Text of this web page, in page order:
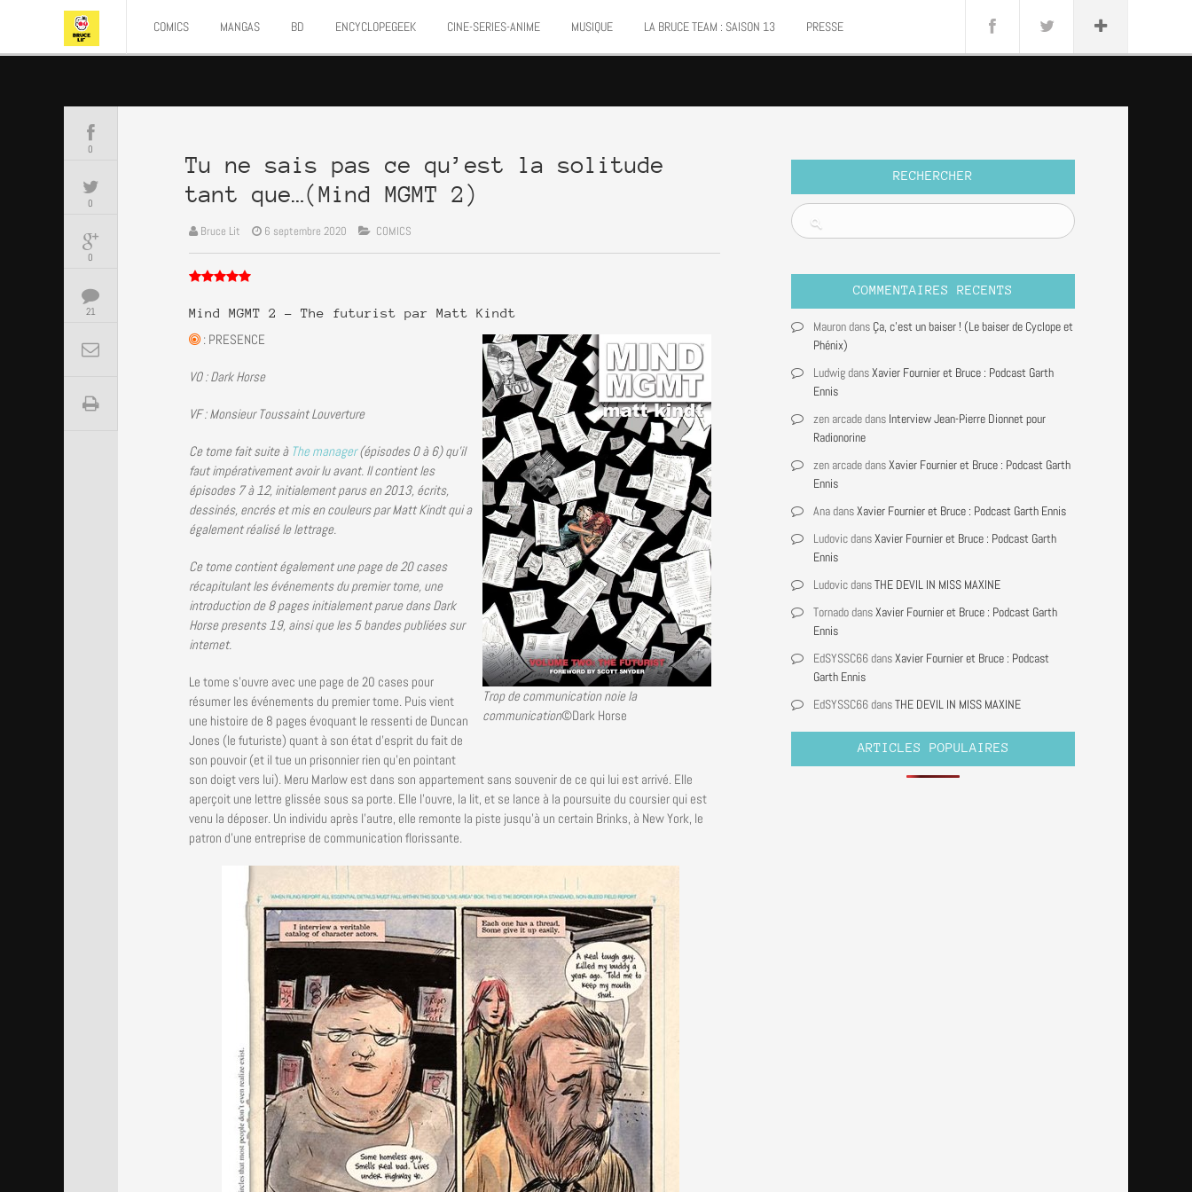
COMICS MANGAS BD ENCYCLOPEGEEK CINE-SERIES-ANIME MUSIQUE LA BRUCE TEAM : SAISON 13 PRESSE
0
0
0
21
Tu ne sais pas ce qu’est la solitude
tant que…(Mind MGMT 2)
Bruce Lit 6 septembre 2020 COMICS
Mind MGMT 2 – The futurist par Matt Kindt
Trop de communication noie la
communication©Dark Horse
: PRESENCE
VO : Dark Horse
VF : Monsieur Toussaint Louverture
Ce tome fait suite à The manager(épisodes 0 à 6) qu’il
faut impérativement avoir lu avant. Il contient les
épisodes 7 à 12, initialement parus en 2013, écrits,
dessinés, encrés et mis en couleurs par Matt Kindt qui a
également réalisé le lettrage.
Ce tome contient également une page de 20 cases
récapitulant les événements du premier tome, une
introduction de 8 pages initialement parue dans Dark
Horse presents 19, ainsi que les 5 bandes publiées sur
internet.
Le tome s’ouvre avec une page de 20 cases pour
résumer les événements du premier tome. Puis vient
une histoire de 8 pages évoquant le ressenti de Duncan
Jones (le futuriste) quant à son état d’esprit du fait de
son pouvoir (et il tue un prisonnier rien qu’en pointant
son doigt vers lui). Meru Marlow est dans son appartement sans souvenir de ce qui lui est arrivé. Elle
aperçoit une lettre glissée sous sa porte. Elle l’ouvre, la lit, et se lance à la poursuite du coursier qui est
venu la déposer. Un individu après l’autre, elle remonte la piste jusqu’à un certain Brinks, à New York, le
patron d’une entreprise de communication florissante.
RECHERCHER
COMMENTAIRES RECENTS
Mauron dans Ça, c’est un baiser ! (Le baiser de Cyclope et
Phénix)
Ludwig dansXavier Fournier et Bruce : Podcast Garth
Ennis
zen arcade dans Interview Jean-Pierre Dionnet pour
Radionorine
zen arcade dansXavier Fournier et Bruce : Podcast Garth
Ennis
Ana dansXavier Fournier et Bruce : Podcast Garth Ennis
Ludovic dansXavier Fournier et Bruce : Podcast Garth
Ennis
Ludovic dansTHE DEVIL IN MISS MAXINE
Tornado dansXavier Fournier et Bruce : Podcast Garth
Ennis
EdSYSSC66 dansXavier Fournier et Bruce : Podcast
Garth Ennis
EdSYSSC66 dansTHE DEVIL IN MISS MAXINE
ARTICLES POPULAIRES
Mangas Marvel Mattie boy Musique Panini
Patrick FaivrePressePrésence Punisher Rock
Urban Vertigo xmen